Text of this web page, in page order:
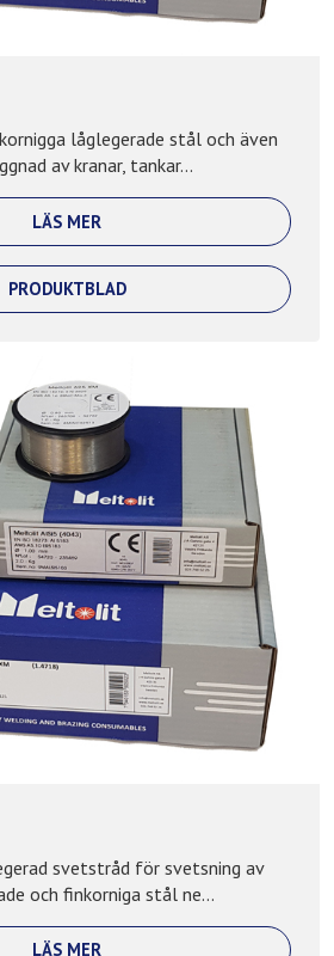
låglegerade stål och även
av kranar, tankar...
LÄS MER
PRODUKTBLAD
svetstråd för svetsning av
och finkorniga stål ne...
LÄS MER